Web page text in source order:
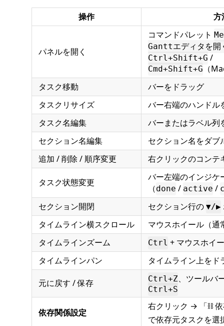
操作 方
パネルを開く
コマンドパレット
Ganttエディタを開
Ctrl+Shift+G /
Cmd+Shift+G （
タスク移動
バーをドラッグ
タスクリサイズ
バー右端のハンドル
タスク名編集
バーまたはラベル列
セクション名編集
セクション名をダブ
追加 / 削除 / 順序変更
右クリックのコンテ
タスク状態変更
バー左端のインジケ
（done / active /
セクション開閉 セクション行の ▼/▶
タイムライン横スクロール
マウスホイール（通
タイムラインズーム
Ctrl + マウスホイ
タイムラインパン
タイムライン上をド
元に戻す / 保存 Ctrl+Z、ツールバ
Ctrl+S
依存関係設定
右クリック → 「⛓
で依存元タスクを選